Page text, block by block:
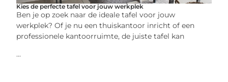
Kies de perfecte tafel voor jouw werkplek
Ben je op zoek naar de ideale tafel voor jouw
werkplek? Of je nu een thuiskantoor inricht of een
professionele kantoorruimte, de juiste tafel kan
...